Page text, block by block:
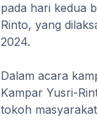
pada hari kedua
Rinto, yang
2024.
Dalam acara
Kampar Yusri-
tokoh